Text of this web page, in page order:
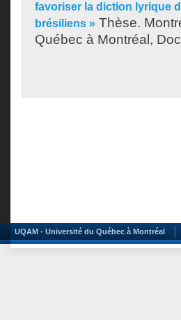
favoriser la diction lyrique
brésiliens » Thèse.
Québec à Montréal,
UQAM - Université du Québec à Montréal